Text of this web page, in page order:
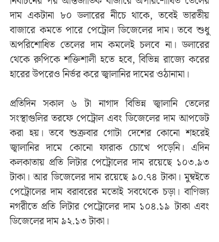
দাম একটানা ৮০ ডলারের নীচে থাকে, তবেই ভারতীয়
বাজারে কমতে পারে পেট্রোল ডিজেলের দাম। তবে শুধু
অপরিশোধিত তেলের দাম কমলেই চলবে না। ডলারের
থেকে রুপিকে শক্তিশালী হতে হবে, বিভিন্ন রাজ্যে করের
হারের উপরেও নির্ভর করে জ্বালানির দামের ওঠানামা।
প্রতিদিন সকাল ৬ টা নাগাদ বিভিন্ন জ্বালানি তেলের
সংস্থাগুলির তরফে পেট্রোল এবং ডিজেলের দাম আপডেট
করা হয়। তবে শুক্রবার গোটা দেশের কোনো শহরেই
জ্বালানির দামে কোনো ফারাক চোখে পড়েনি। এদিন
কলকাতায় প্রতি লিটার পেট্রোলের দাম রয়েছে ১০৩.৯৩
টাকা। আর ডিজেলের দাম রয়েছে ৯০.৭৪ টাকা। মুম্বইতে
পেট্রোলের দাম বরাবরের মতোই সবথেকে চড়া। বাণিজ্য
নগরীতে প্রতি লিটার পেট্রোলের দাম ১০৪.১৯ টাকা এবং
ডিজেলের দাম ৯২.১৩ টাকা।